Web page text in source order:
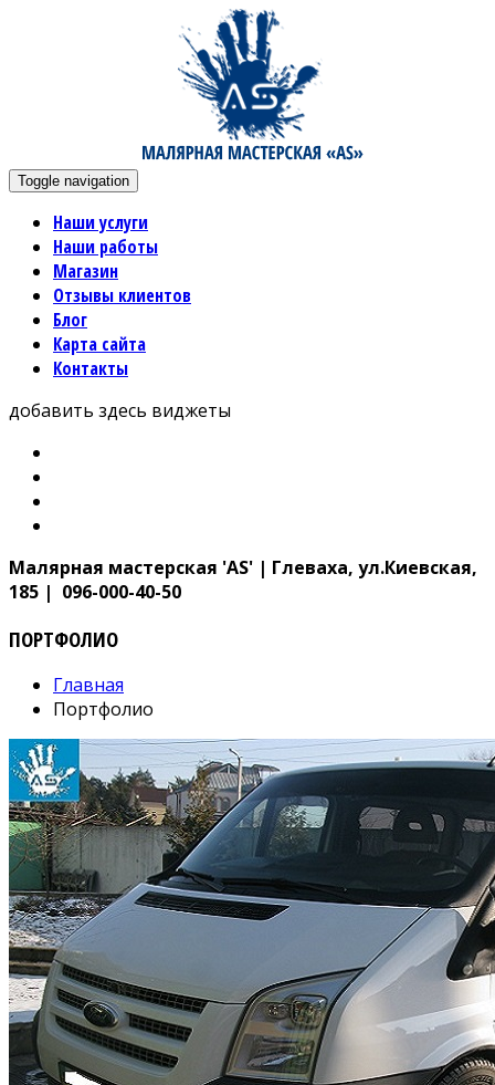
Toggle navigation
Наши услуги
Наши работы
Магазин
Отзывы клиентов
Блог
Карта сайта
Контакты
добавить здесь виджеты
Малярная мастерская 'AS' | Глеваха, ул.Киевская,
185 | 096-000-40-50
ПОРТФОЛИО
Главная
Портфолио